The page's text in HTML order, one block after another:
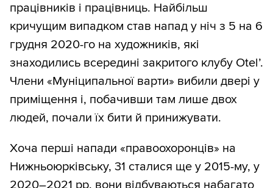
працівників і працівниць. Найбільш
кричущим випадком став напад у ніч з 5 на 6
грудня 2020-го на художників, які
знаходились всередині закритого клубу Otel’.
Члени «Муніципальної варти» вибили двері у
приміщення і, побачивши там лише двох
людей, почали їх бити й принижувати.
Хоча перші напади «правоохоронців» на
Нижньоюрківську, 31 сталися ще у 2015-му, у
2020–2021 рр. вони відбуваються набагато